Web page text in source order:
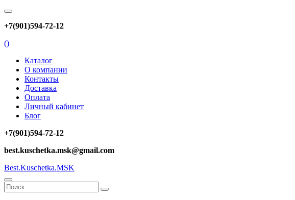
+7(901)594-72-12
()
Каталог
О компании
Контакты
Доставка
Оплата
Личный кабинет
Блог
+7(901)594-72-12
best.kuschetka.msk@gmail.com
Best.Kuschetka.MSK